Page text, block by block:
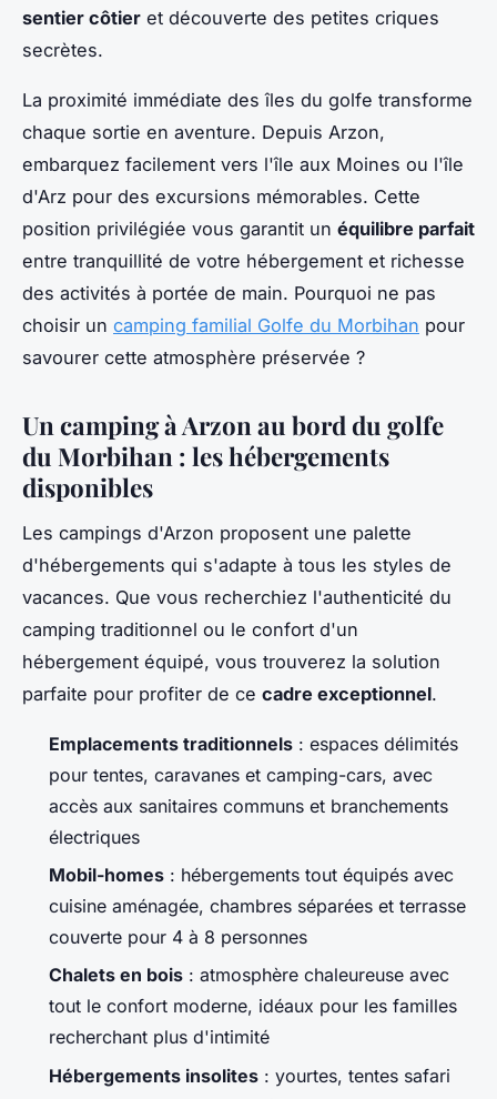
sentier côtier et découverte des petites criques
secrètes.
La proximité immédiate des îles du golfe transforme
chaque sortie en aventure. Depuis Arzon,
embarquez facilement vers l'île aux Moines ou l'île
d'Arz pour des excursions mémorables. Cette
position privilégiée vous garantit un équilibre parfait
entre tranquillité de votre hébergement et richesse
des activités à portée de main. Pourquoi ne pas
choisir un camping familial Golfe du Morbihan pour
savourer cette atmosphère préservée ?
Un camping à Arzon au bord du golfe
du Morbihan : les hébergements
disponibles
Les campings d'Arzon proposent une palette
d'hébergements qui s'adapte à tous les styles de
vacances. Que vous recherchiez l'authenticité du
camping traditionnel ou le confort d'un
hébergement équipé, vous trouverez la solution
parfaite pour profiter de ce cadre exceptionnel.
Emplacements traditionnels : espaces délimités
pour tentes, caravanes et camping-cars, avec
accès aux sanitaires communs et branchements
électriques
Mobil-homes : hébergements tout équipés avec
cuisine aménagée, chambres séparées et terrasse
couverte pour 4 à 8 personnes
Chalets en bois : atmosphère chaleureuse avec
tout le confort moderne, idéaux pour les familles
recherchant plus d'intimité
Hébergements insolites : yourtes, tentes safari